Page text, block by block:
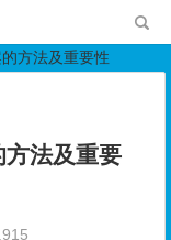
方法及重要性
法及重要